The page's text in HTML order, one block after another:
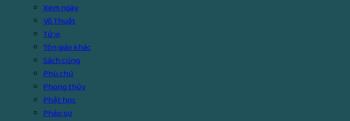
Xem ngày
Võ Thuật
Tử vi
Tôn giáo khác
Sách cúng
Phù chú
Phong thủy
Phật học
Pháp sự